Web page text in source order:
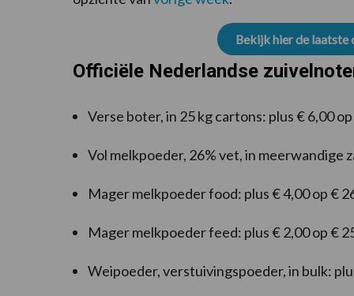
Bekijk hier de
Officiële Nederlandse
Verse boter, in 25 kg cartons: plus € 6,00
Vol melkpoeder, 26% vet, in meerwandige
Mager melkpoeder food: plus € 4,00 op €
Mager melkpoeder feed: plus € 2,00 op €
Weipoeder, verstuivingspoeder, in bulk: